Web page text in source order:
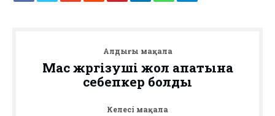
Алдыңғы мақала
Мас жүргізуші жол апатына
себепкер болды
Келесі мақала